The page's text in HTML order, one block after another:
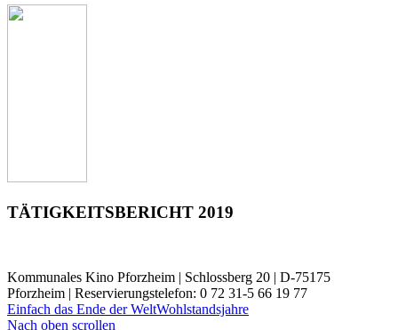
TÄTIGKEITSBERICHT 2019
Kommunales Kino Pforzheim | Schlossberg 20 | D-75175
Pforzheim | Reservierungstelefon: 0 72 31-5 66 19 77
Einfach das Ende der WeltWohlstandsjahre
Nach oben scrollen